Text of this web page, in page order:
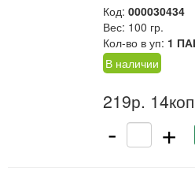
Код: 000030434
Вес: 100 гр.
Кол-во в уп: 1
В наличии
219р.
- +